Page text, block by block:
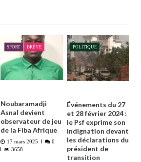
SPORT BRÈVE
Noubaramadji
Asnal devient
observateur de jeu
de la Fiba Afrique
17 mars 2025
0
3658
POLITIQUE
Événements du 27
et 28 février 2024 :
le Psf exprime son
indignation devant
les déclarations du
président de
transition